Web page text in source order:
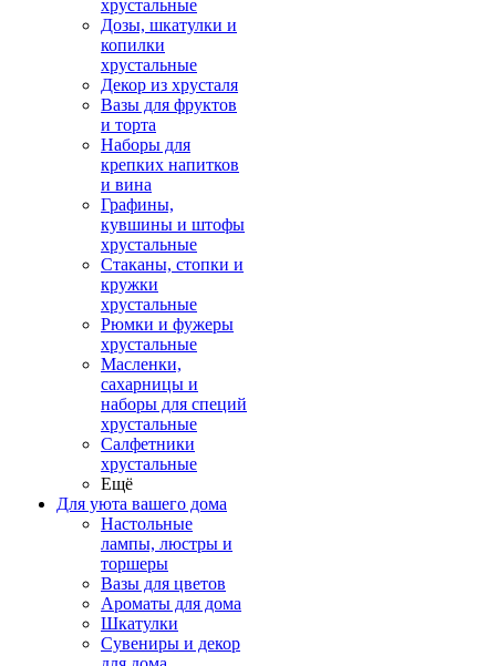
хрустальные
Дозы, шкатулки и
копилки
хрустальные
Декор из хрусталя
Вазы для фруктов
и торта
Наборы для
крепких напитков
и вина
Графины,
кувшины и штофы
хрустальные
Стаканы, стопки и
кружки
хрустальные
Рюмки и фужеры
хрустальные
Масленки,
сахарницы и
наборы для специй
хрустальные
Салфетники
хрустальные
Ещё
Для уюта вашего дома
Настольные
лампы, люстры и
торшеры
Вазы для цветов
Ароматы для дома
Шкатулки
Сувениры и декор